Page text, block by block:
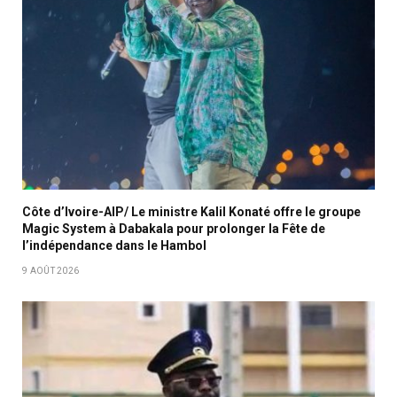
Côte d’Ivoire-AIP/ Le ministre Kalil Konaté offre le groupe
Magic System à Dabakala pour prolonger la Fête de
l’indépendance dans le Hambol
9 AOÛT 2026